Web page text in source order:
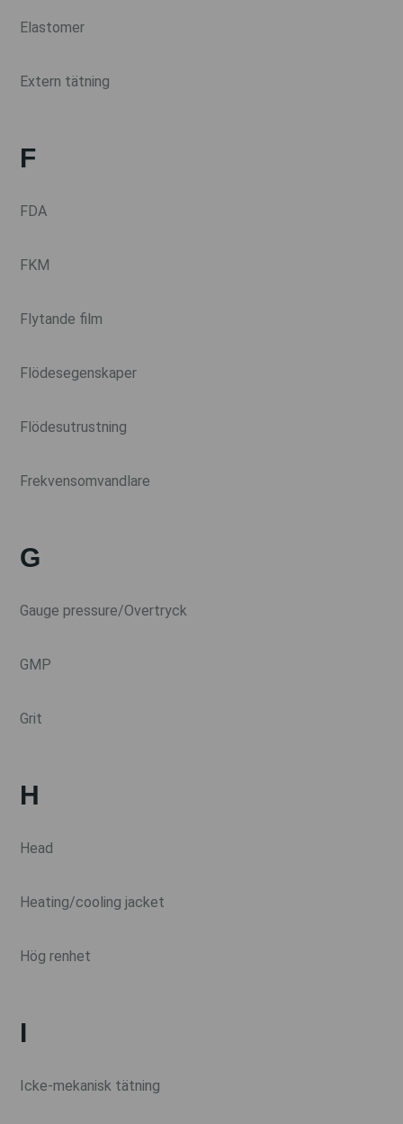
Elastomer
Extern tätning
F
FDA
FKM
Flytande film
Flödesegenskaper
Flödesutrustning
Frekvensomvandlare
G
Gauge pressure/Overtryck
GMP
Grit
H
Head
Heating/cooling jacket
Hög renhet
I
Icke-mekanisk tätning